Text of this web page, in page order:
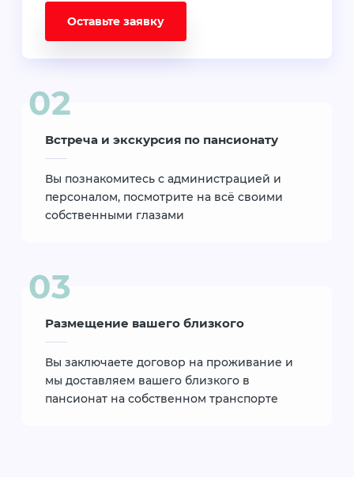
Оставьте заявку
Встреча и экскурсия по пансионату
Вы познакомитесь с администрацией и
персоналом, посмотрите на всё своими
собственными глазами
Размещение вашего близкого
Вы заключаете договор на проживание и
мы доставляем вашего близкого в
пансионат на собственном транспорте